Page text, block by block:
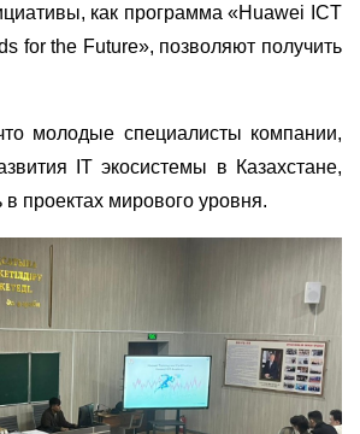
как программа «Huawei ICT
for the Future», позволяют получить
молодые специалисты компании,
IT экосистемы в Казахстане,
в проектах мирового уровня.